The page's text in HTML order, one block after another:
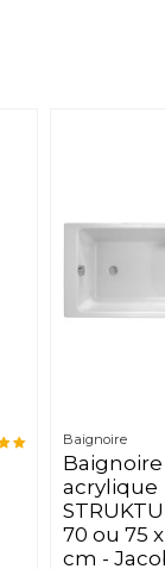
Baignoire
Baignoire
acrylique
70 ou 75 x
cm -